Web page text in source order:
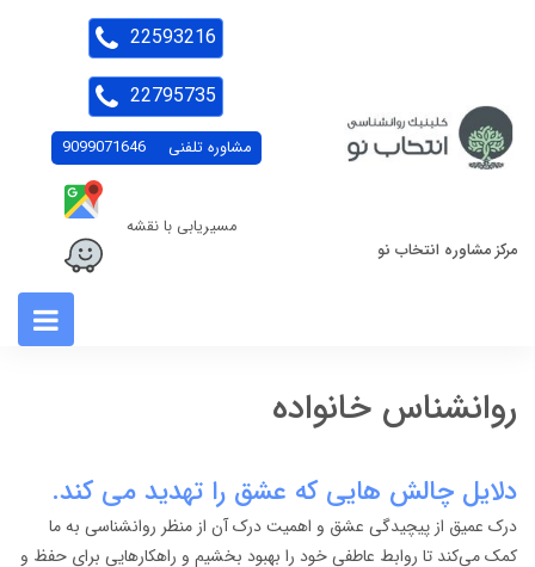
مرکز مشاوره انتخاب نو
مشاوره تلفنی 9099071646
مسیریابی با نقشه
22593216
22795735
روانشناس خانواده
دلایل چالش هایی که عشق را تهدید می کند.
درک عمیق از پیچیدگی عشق و اهمیت درک آن از منظر روانشناسی به ما
کمک می‌کند تا روابط عاطفی خود را بهبود بخشیم و راهکارهایی برای حفظ و